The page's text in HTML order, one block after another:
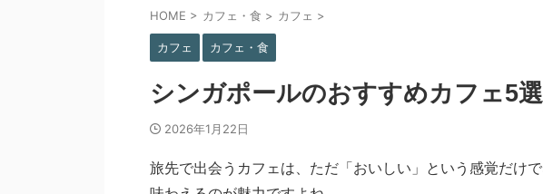
HOME > カフェ・食 > カフェ >
カフェ カフェ・食
シンガポールのおすすめカフェ5
2026年1月22日
旅先で出会うカフェは、ただ「おいしい」という感覚だけ